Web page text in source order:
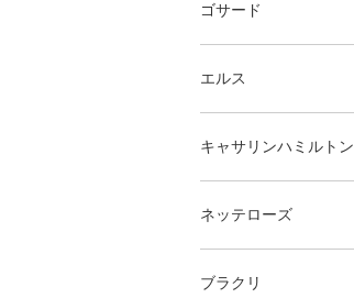
ゴサード
エルス
キャサリンハミルトン
ネッテローズ
ブラクリ